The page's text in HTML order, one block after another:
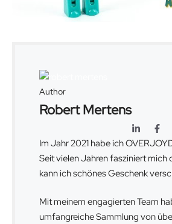
Author
Robert Mertens
Im Jahr 2021 habe ich
Seit vielen Jahren fasziniert mich
kann ich schönes Geschenk
Mit meinem engagierten Team
umfangreiche Sammlung von